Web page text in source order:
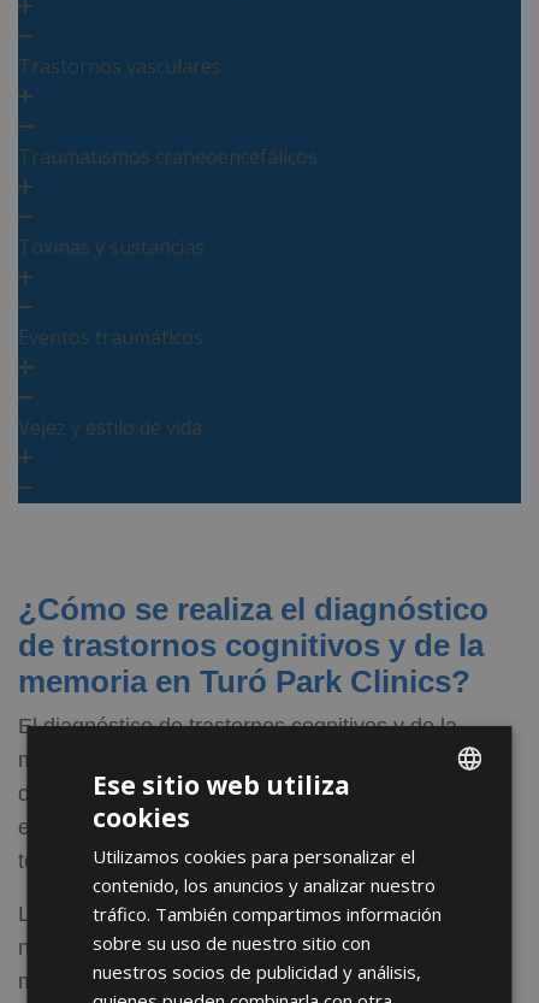
Trastornos vasculares
Traumatismos craneoencefálicos
Toxinas y sustancias
Eventos traumáticos
Vejez y estilo de vida
¿Cómo se realiza el diagnóstico
de trastornos cognitivos y de la
memoria en Turó Park Clinics?
El diagnóstico de trastornos cognitivos y de la
memoria es un proceso multidisciplinario que varía
dependiendo del tipo de trastorno que se quiera
evaluar. No obstante, el proceso será similar en
todos los casos.
La primera visita se debería tener lugar con un
neurólogo, que realizará un estudio de la historia
médica completa del paciente y una evaluación
FRENCH
Ese sitio web utiliza
cookies
Utilizamos cookies para personalizar el
contenido, los anuncios y analizar nuestro
tráfico. También compartimos información
sobre su uso de nuestro sitio con
nuestros socios de publicidad y análisis,